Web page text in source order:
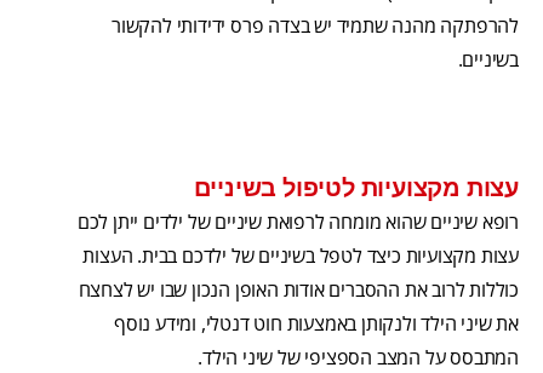
להרפתקה מהנה שתמיד יש בצדה פרס ידידותי להקשור
בשיניים.
עצות מקצועיות לטיפול בשיניים
רופא שיניים שהוא מומחה לרפואת שיניים של ילדים ייתן לכם
עצות מקצועיות כיצד לטפל בשיניים של ילדכם בבית. העצות
כוללות לרוב את ההסברים אודות האופן הנכון שבו יש לצחצח
את שיני הילד ולנקותן באמצעות חוט דנטלי, ומידע נוסף
המתבסס על המצב הספציפי של שיני הילד.